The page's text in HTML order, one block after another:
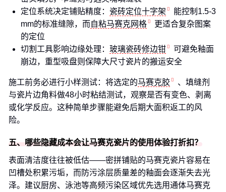
定位系统决定铺贴精度： 瓷砖定位十字架
能控制1.5-3
mm的标准缝隙，而自粘马赛克网格
更适合复杂图案
的定位
切割工具影响边缘处理： 玻璃瓷砖修边钳
可避免釉面
崩边，重型吸盘则保障大尺寸瓷片的搬运安全
施工前务必进行小样测试：将选定的马赛克胶
、填缝剂
与瓷片边角料做48小时粘结测试，观察是否有变色、剥离
或化学反应。这种简单步骤能避免后期大面积返工的风
险。
五、哪些隐藏成本会让马赛克瓷片的使用体验打折扣？
表面清洁度往往被低估——密拼铺贴的马赛克瓷片容易在
凹槽处积累污垢，而防污涂层质量差的釉面会逐渐失去光
泽。建议厨房、泳池等高频污染区域优先选用通体马赛克